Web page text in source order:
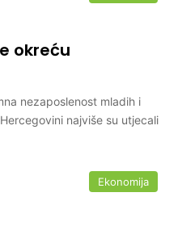
okreću
nezaposlenost mladih i
najviše su utjecali
Ekonomija